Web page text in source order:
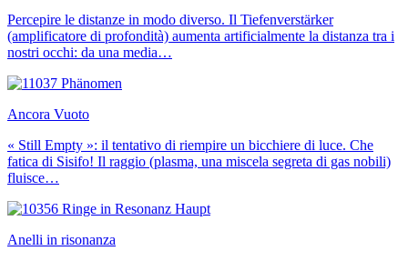
Percepire le distanze in modo diverso. Il Tiefenverstärker
(amplificatore di profondità) aumenta artificialmente la distanza tra i
nostri occhi: da una media…
Ancora Vuoto
« Still Empty »: il tentativo di riempire un bicchiere di luce. Che
fatica di Sisifo! Il raggio (plasma, una miscela segreta di gas nobili)
fluisce…
Anelli in risonanza